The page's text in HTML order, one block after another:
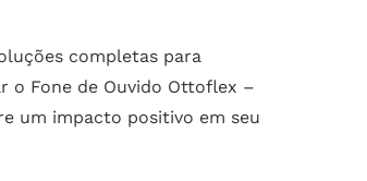
completas para
o Fone de Ouvido Ottoflex –
um impacto positivo em seu